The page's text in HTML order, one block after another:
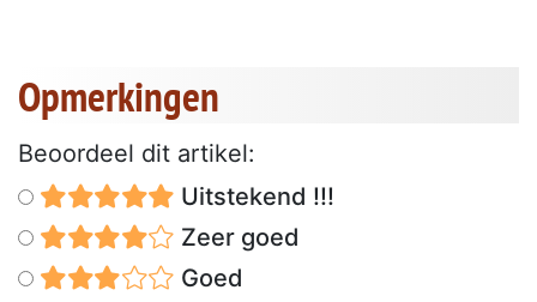
Opmerkingen
Beoordeel dit artikel:
Uitstekend !!!
Zeer goed
Goed